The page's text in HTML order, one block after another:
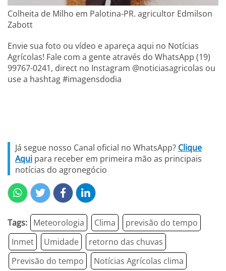
Colheita de Milho em Palotina-PR. agricultor Edmilson
Zabott
Envie sua foto ou vídeo e apareça aqui no Notícias
Agrícolas! Fale com a gente através do WhatsApp (19)
99767-0241, direct no Instagram @noticiasagricolas ou
use a hashtag #imagensdodia
Já segue nosso Canal oficial no WhatsApp? Clique
Aqui para receber em primeira mão as principais
notícias do agronegócio
Tags: Meteorologia Clima
previsão do tempo
Inmet
Umidade
retorno das chuvas
Previsão do tempo
Notícias Agrícolas clima